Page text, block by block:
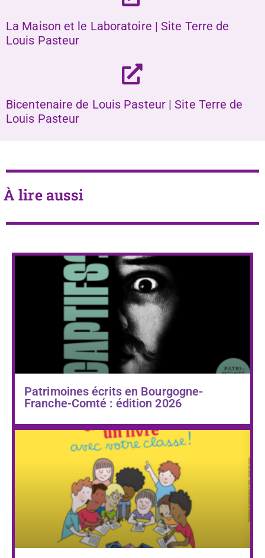
La Maison et le Laboratoire | Site Terre de
Louis Pasteur
Bicentenaire de Louis Pasteur | Site Terre de
Louis Pasteur
À lire aussi
Patrimoines écrits en Bourgogne-
Franche-Comté : édition 2026